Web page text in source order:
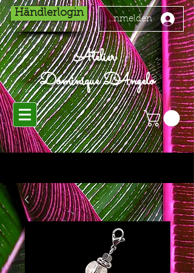
Händlerlogin
Anmelden
Atelier
Dominique D'Angelo